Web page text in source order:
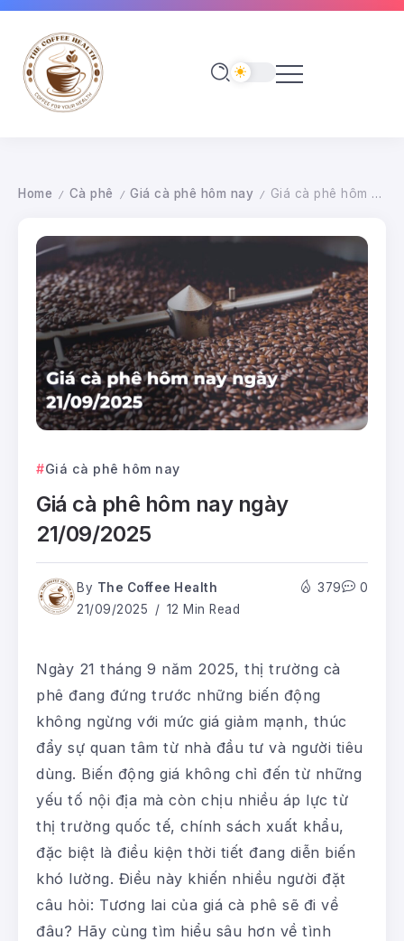
Home / Cà phê / Giá cà phê hôm nay / Giá cà phê hôm nay ngày 21/09/2025
Giá cà phê hôm nay
Giá cà phê hôm nay ngày
21/09/2025
By The Coffee Health
21/09/2025
12 Min Read
379 0
Ngày 21 tháng 9 năm 2025, thị trường cà
phê đang đứng trước những biến động
không ngừng với mức giá giảm mạnh, thúc
đẩy sự quan tâm từ nhà đầu tư và người tiêu
dùng. Biến động giá không chỉ đến từ những
yếu tố nội địa mà còn chịu nhiều áp lực từ
thị trường quốc tế, chính sách xuất khẩu,
đặc biệt là điều kiện thời tiết đang diễn biến
khó lường. Điều này khiến nhiều người đặt
câu hỏi: Tương lai của giá cà phê sẽ đi về
đâu? Hãy cùng tìm hiểu sâu hơn về tình